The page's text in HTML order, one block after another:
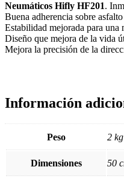
Neumáticos Hifly HF201.
Buena adherencia sobre
Estabilidad mejorada para
Diseño que mejora de la vida
Mejora la precisión de la
Información
Peso 2 kg
Dimensiones 50